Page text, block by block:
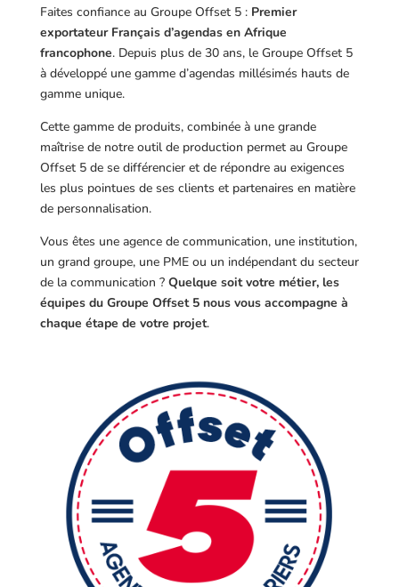
Faites confiance au Groupe Offset 5 : Premier
exportateur Français d’agendas en Afrique
francophone. Depuis plus de 30 ans, le Groupe Offset 5
à développé une gamme d’agendas millésimés hauts de
gamme unique.
Cette gamme de produits, combinée à une grande
maîtrise de notre outil de production permet au Groupe
Offset 5 de se différencier et de répondre au exigences
les plus pointues de ses clients et partenaires en matière
de personnalisation.
Vous êtes une agence de communication, une institution,
un grand groupe, une PME ou un indépendant du secteur
de la communication ? Quelque soit votre métier, les
équipes du Groupe Offset 5 nous vous accompagne à
chaque étape de votre projet.